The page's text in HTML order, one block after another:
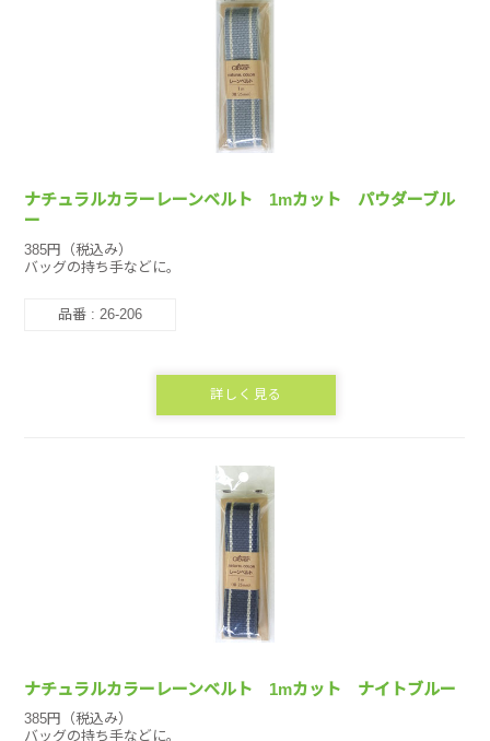
ナチュラルカラーレーンベルト 1mカット パウダーブル
ー
385円（税込み）
バッグの持ち手などに。
品番 : 26-206
詳しく見る
ナチュラルカラーレーンベルト 1mカット ナイトブルー
385円（税込み）
バッグの持ち手などに。